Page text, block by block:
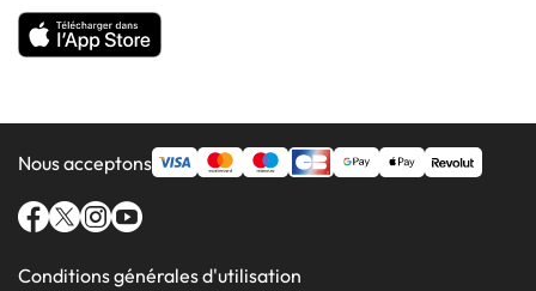
Nous acceptons
Conditions générales d'utilisation